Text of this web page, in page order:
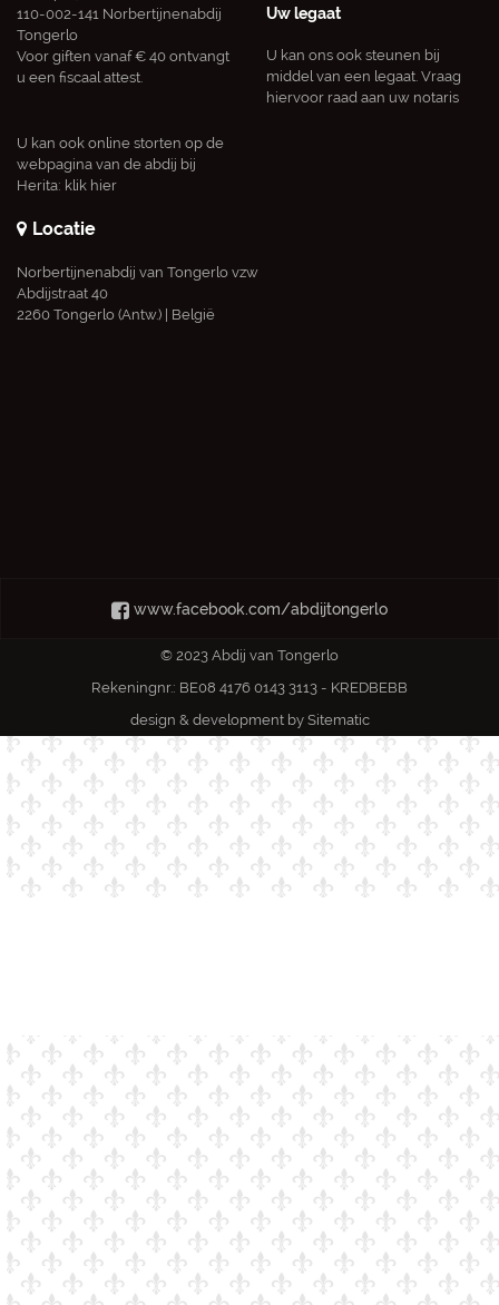
110-002-141 Norbertijnenabdij
Tongerlo
Voor giften vanaf € 40 ontvangt
u een fiscaal attest.
U kan ook online storten op de
webpagina van de abdij bij
Herita: klik hier
Uw legaat
U kan ons ook steunen bij
middel van een legaat. Vraag
hiervoor raad aan uw notaris
Locatie
Norbertijnenabdij van Tongerlo vzw
Abdijstraat 40
2260 Tongerlo (Antw.) | België
www.facebook.com/abdijtongerlo
© 2023 Abdij van Tongerlo
Rekeningnr.: BE08 4176 0143 3113 - KREDBEBB
design & development by Sitematic